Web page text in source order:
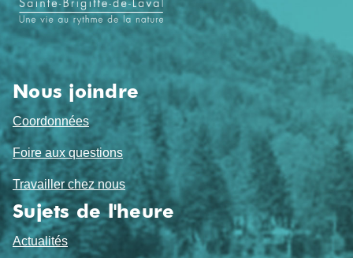
pied
de
page
Nous joindre
Coordonnées
Foire aux questions
Travailler chez nous
Sujets de l'heure
Actualités